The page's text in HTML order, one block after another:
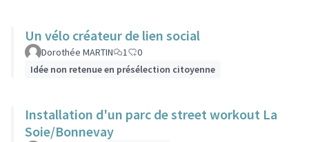
Un vélo créateur de lien social
Dorothée MARTIN 1
0
Idée non retenue en présélection citoyenne
Installation d'un parc de street workout La
Soie/Bonnevay